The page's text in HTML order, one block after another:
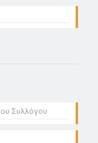
Συλλόγου